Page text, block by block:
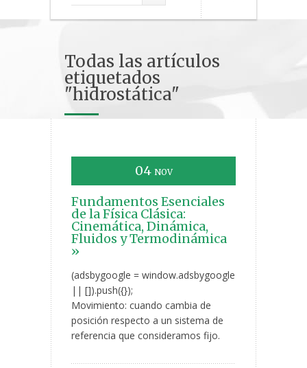
Todas las artículos
etiquetados
"hidrostática"
04 NOV
Fundamentos Esenciales
de la Física Clásica:
Cinemática, Dinámica,
Fluidos y Termodinámica
»
(adsbygoogle = window.adsbygoogle
|| []).push({});
Movimiento: cuando cambia de
posición respecto a un sistema de
referencia que consideramos fijo.